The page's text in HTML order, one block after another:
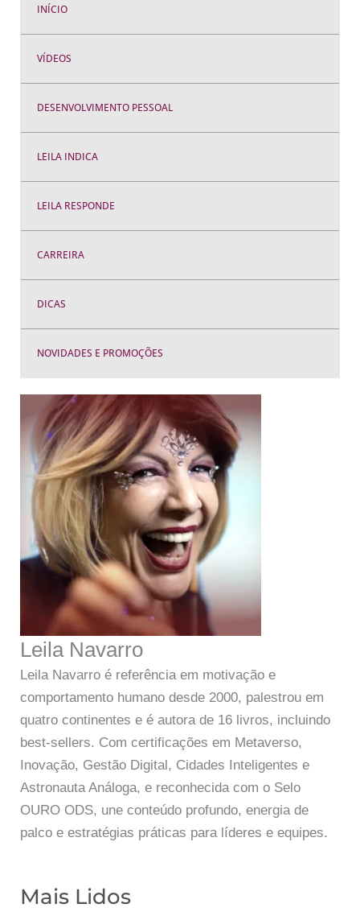
INÍCIO
VÍDEOS
DESENVOLVIMENTO PESSOAL
LEILA INDICA
LEILA RESPONDE
CARREIRA
DICAS
NOVIDADES E PROMOÇÕES
Leila Navarro
Leila Navarro é referência em motivação e
comportamento humano desde 2000, palestrou em
quatro continentes e é autora de 16 livros, incluindo
best-sellers. Com certificações em Metaverso,
Inovação, Gestão Digital, Cidades Inteligentes e
Astronauta Análoga, e reconhecida com o Selo
OURO ODS, une conteúdo profundo, energia de
palco e estratégias práticas para líderes e equipes.
Mais Lidos